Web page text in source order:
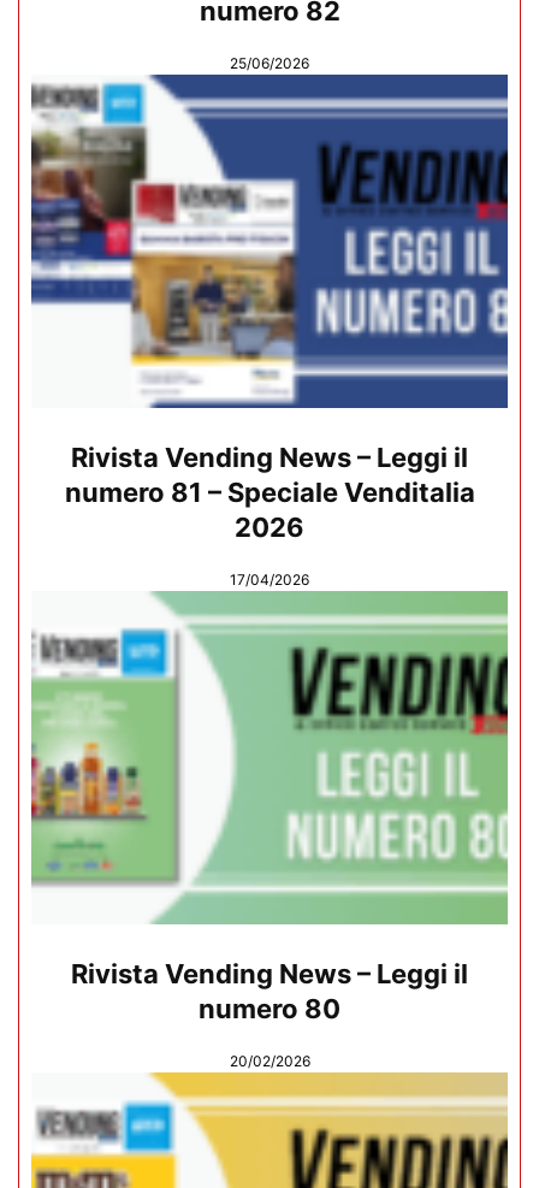
numero 82
25/06/2026
Rivista Vending News – Leggi il
numero 81 – Speciale Venditalia
2026
17/04/2026
Rivista Vending News – Leggi il
numero 80
20/02/2026